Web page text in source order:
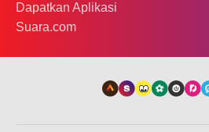
Dapatkan Aplikasi
Suara.com